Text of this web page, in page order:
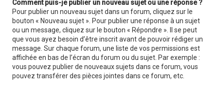
Comment puis-je publier un nouveau sujet ou une réponse ?
Pour publier un nouveau sujet dans un forum, cliquez sur le
bouton « Nouveau sujet ». Pour publier une réponse à un sujet
ou un message, cliquez sur le bouton « Répondre ». Il se peut
que vous ayez besoin d’être inscrit avant de pouvoir rédiger un
message. Sur chaque forum, une liste de vos permissions est
affichée en bas de l’écran du forum ou du sujet. Par exemple :
vous pouvez publier de nouveaux sujets dans ce forum, vous
pouvez transférer des pièces jointes dans ce forum, etc.